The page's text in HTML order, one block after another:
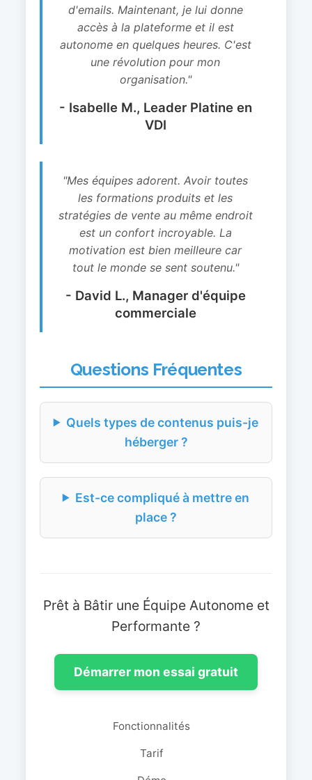
d'emails. Maintenant, je lui donne
accès à la plateforme et il est
autonome en quelques heures. C'est
une révolution pour mon
organisation."
- Isabelle M., Leader Platine en
VDI
"Mes équipes adorent. Avoir toutes
les formations produits et les
stratégies de vente au même endroit
est un confort incroyable. La
motivation est bien meilleure car
tout le monde se sent soutenu."
- David L., Manager d'équipe
commerciale
Questions Fréquentes
Quels types de contenus puis-je
héberger ?
Est-ce compliqué à mettre en
place ?
Prêt à Bâtir une Équipe Autonome et
Performante ?
Démarrer mon essai gratuit
Fonctionnalités
Tarif